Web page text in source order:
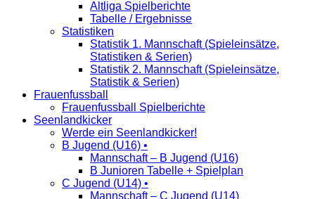
Altliga Spielberichte
Tabelle / Ergebnisse
Statistiken
Statistik 1. Mannschaft (Spieleinsätze,
Statistiken & Serien)
Statistik 2. Mannschaft (Spieleinsätze,
Statistik & Serien)
Frauenfussball
Frauenfussball Spielberichte
Seenlandkicker
Werde ein Seenlandkicker!
B Jugend (U16) •
Mannschaft – B Jugend (U16)
B Junioren Tabelle + Spielplan
C Jugend (U14) •
Mannschaft – C Jugend (U14)